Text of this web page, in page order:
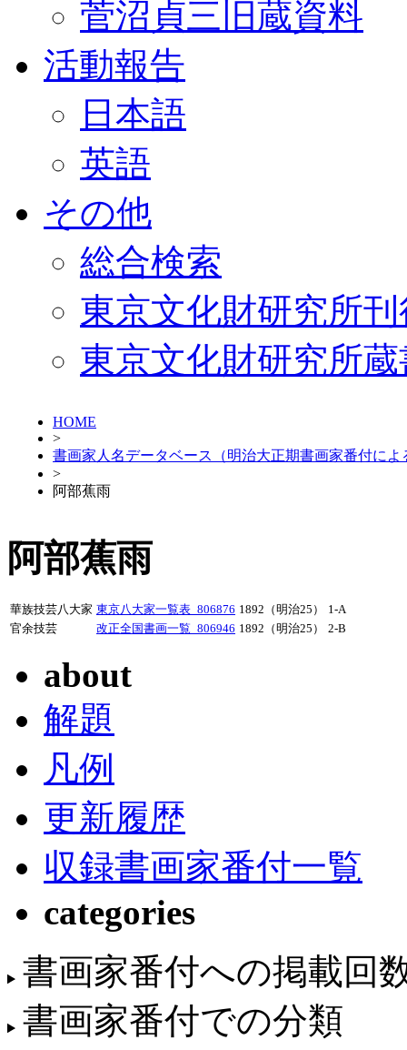
菅沼貞三旧蔵資料
活動報告
日本語
英語
その他
総合検索
東京文化財研究所
東京文化財研究所
HOME
>
書画家人名データベース（明治大正期書画家番付によ
>
阿部蕉雨
阿部蕉雨
華族技芸八大家 東京八大家一覧表_806876 1892（明治25）
1-A
官余技芸
改正全国書画一覧_806946 1892（明治25） 2-B
about
解題
凡例
更新履歴
収録書画家番付一覧
categories
書画家番付への掲載回
書画家番付での分類